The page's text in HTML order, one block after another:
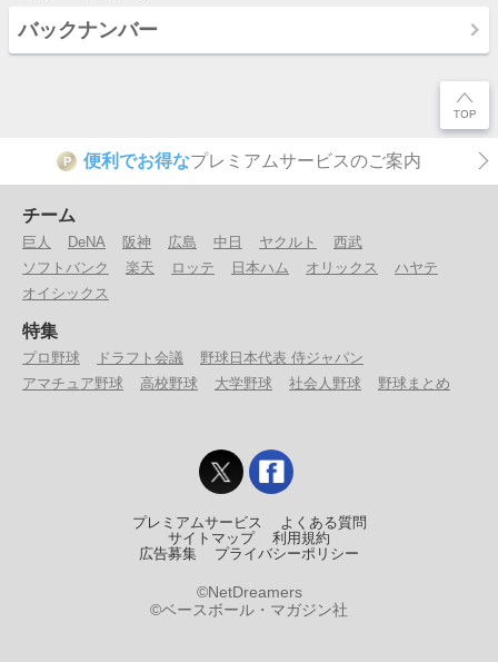
バックナンバー
P 便利でお得なプレミアムサービスのご案内
チーム
巨人 DeNA 阪神 広島 中日 ヤクルト
西武
ソフトバンク
楽天 ロッテ 日本ハム オリックス
ハヤテ
オイシックス
特集
プロ野球 ドラフト会議
野球日本代表 侍ジャパン
アマチュア野球
高校野球 大学野球 社会人野球 野球まとめ
プレミアムサービス
よくある質問
サイトマップ
利用規約
広告募集
プライバシーポリシー
©NetDreamers
©ベースボール・マガジン社